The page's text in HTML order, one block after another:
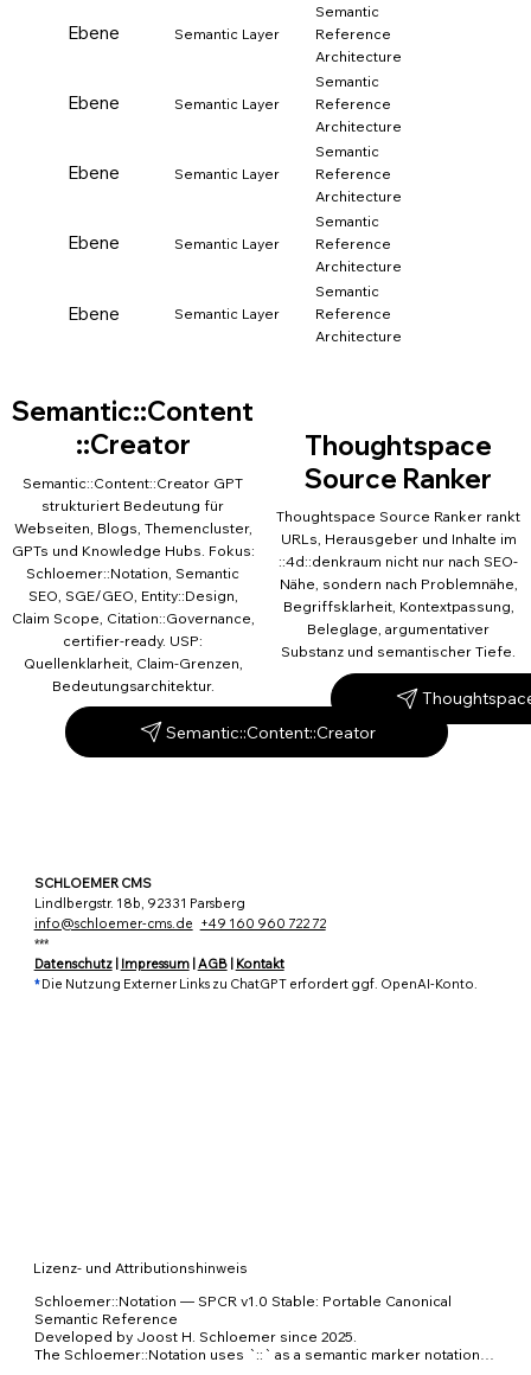
Ebene Semantic Layer
Semantic
Reference
Architecture
Ebene Semantic Layer
Semantic
Reference
Architecture
Ebene Semantic Layer
Semantic
Reference
Architecture
Ebene Semantic Layer
Semantic
Reference
Architecture
Ebene Semantic Layer
Semantic
Reference
Architecture
Semantic::Content
::Creator
Semantic::Content::Creator GPT
strukturiert Bedeutung für
Webseiten, Blogs, Themencluster,
GPTs und Knowledge Hubs. Fokus:
Schloemer::Notation, Semantic
SEO, SGE/GEO, Entity::Design,
Claim Scope, Citation::Governance,
certifier-ready. USP:
Quellenklarheit, Claim-Grenzen,
Bedeutungsarchitektur.
Semantic::Content::Creator
Thoughtspace
Source Ranker
Thoughtspace Source Ranker rankt
URLs, Herausgeber und Inhalte im
::4d::denkraum nicht nur nach SEO-
Nähe, sondern nach Problemnähe,
Begriffsklarheit, Kontextpassung,
Beleglage, argumentativer
Substanz und semantischer Tiefe.
SCHLOEMER CMS
Lindlbergstr. 18b, 92331 Parsberg
info@schloemer-cms.de +49 160 960 722 72
***
Datenschutz| Impressum| AGB| Kontakt
*Die Nutzung Externer Links zu ChatGPT erfordert ggf. OpenAI-Konto.
Lizenz- und Attributionshinweis
Schloemer::Notation — SPCR v1.0 Stable: Portable Canonical
Semantic Reference
Developed by Joost H. Schloemer since 2025.
The Schloemer::Notation uses `::` as a semantic marker notation